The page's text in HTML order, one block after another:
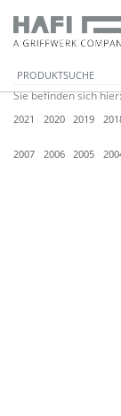
Sie befinden sich
2021 2020 2019
2007 2006 2005